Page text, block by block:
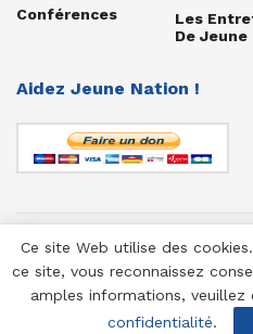
Conférences
Les
De Jeune
Aidez Jeune Nation !
© 1958-2025 Jeune Nation
Ce site Web utilise des
ce site, vous reconnaissez
amples informations, veuillez
confidentialité.